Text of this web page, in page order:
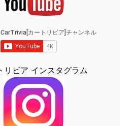
リビア インスタグラム